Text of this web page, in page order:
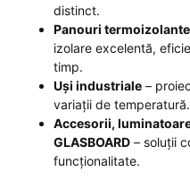
distinct.
Panouri
izolare excelentă,
timp.
Uși industriale –
variații de temperatură.
Accesorii,
GLASBOARD – soluții
funcționalitate.